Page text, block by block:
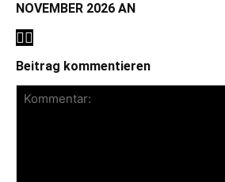
NOVEMBER 2026 AN
Beitrag kommentieren